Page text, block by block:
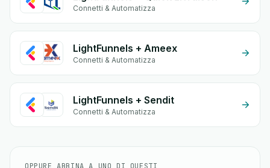
Connetti & Automatizza
LightFunnels + Ameex
Connetti & Automatizza
LightFunnels + Sendit
Connetti & Automatizza